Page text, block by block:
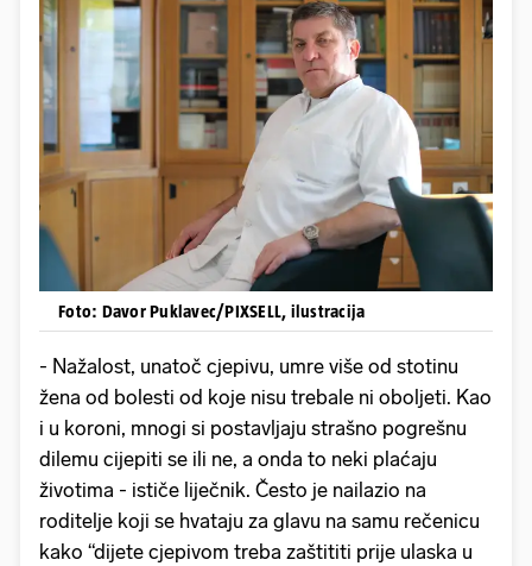
Foto: Davor Puklavec/PIXSELL, ilustracija
- Nažalost, unatoč cjepivu, umre više od stotinu
žena od bolesti od koje nisu trebale ni oboljeti. Kao
i u koroni, mnogi si postavljaju strašno pogrešnu
dilemu cijepiti se ili ne, a onda to neki plaćaju
životima - ističe liječnik. Često je nailazio na
roditelje koji se hvataju za glavu na samu rečenicu
kako “dijete cjepivom treba zaštititi prije ulaska u